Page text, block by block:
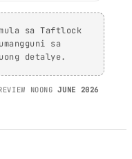
mula sa Taftlock
sa
detalye.
NOONGJUNE 2026